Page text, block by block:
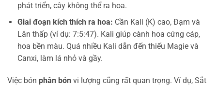
phát triển, cây không thể ra hoa.
Giai đoạn kích thích ra hoa: Cần Kali (K) cao, Đạm và
Lân thấp (ví dụ: 7:5:47). Kali giúp cành hoa cứng cáp,
hoa bền màu. Quá nhiều Kali dẫn đến thiếu Magie và
Canxi, làm lá nhỏ và gầy.
Việc bón phân bón vi lượng cũng rất quan trọng. Ví dụ, Sắt